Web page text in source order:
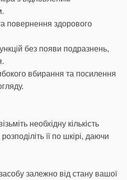
повернення здорового
без появи подразнень,
вбирання та посилення
необхідну кількість
її по шкірі, даючи
залежно від стану вашої